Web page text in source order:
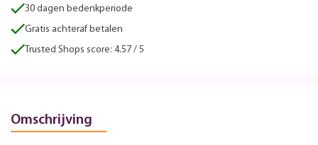
30 dagen bedenkperiode
Gratis achteraf betalen
Trusted Shops score: 4.57 / 5
Omschrijving